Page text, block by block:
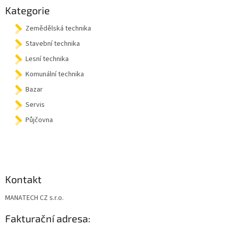
Kategorie
Zemědělská technika
Stavební technika
Lesní technika
Komunální technika
Bazar
Servis
Půjčovna
Kontakt
MANATECH CZ s.r.o.
Fakturační adresa: